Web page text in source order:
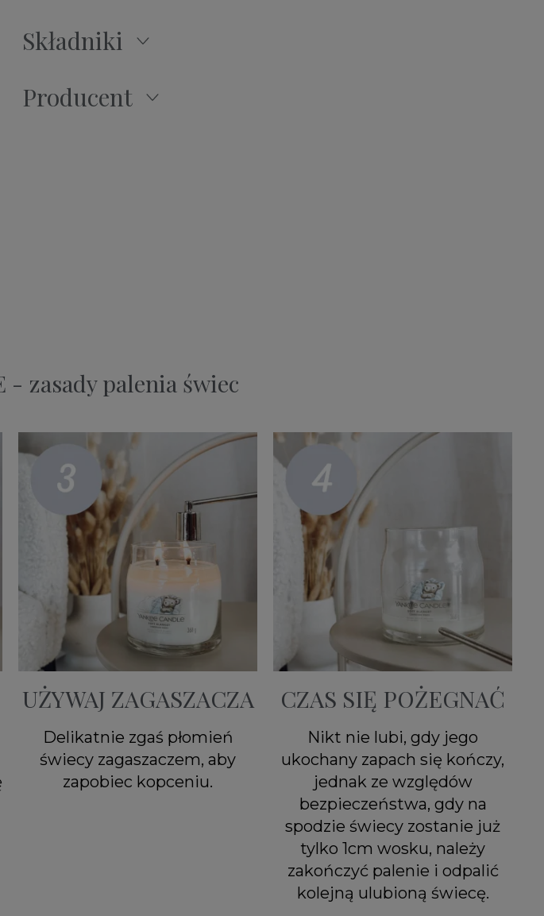
Składniki
Producent
- zasady palenia świec
UŻYWAJ ZAGASZACZA
Delikatnie zgaś płomień
świecy zagaszaczem, aby
zapobiec kopceniu.
CZAS SIĘ POŻEGNAĆ
Nikt nie lubi, gdy jego
ukochany zapach się kończy,
jednak ze względów
bezpieczeństwa, gdy na
spodzie świecy zostanie już
tylko 1cm wosku, należy
zakończyć palenie i odpalić
kolejną ulubioną świecę.